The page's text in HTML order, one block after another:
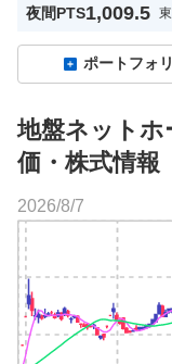
夜間PTS1,009.5
ポートフォ
地盤ネット
価・株式情報
2026/8/7